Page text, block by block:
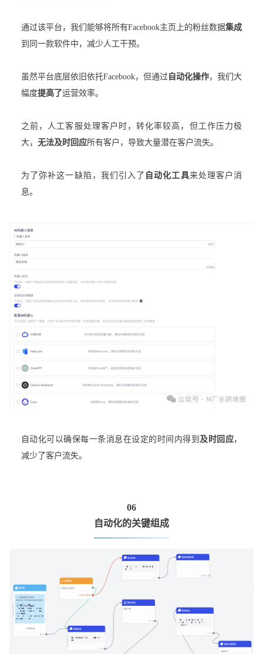
通过该平台，我们能够将所有Facebook主页上的粉丝数据集成
到同一款软件中，减少人工干预。
虽然平台底层依旧依托Facebook，但通过 自动化操作，我们大
幅度提高了运营效率。
之前，人工客服处理客户时，转化率较高，但工作压力极
大， 无法及时回应所有客户，导致大量潜在客户流失。
为了弥补这一缺陷，我们引入了 自动化工具来处理客户消
息。
自动化可以确保每一条消息在设定的时间内得到 及时回应，
减少了客户流失。
06
自动化的关键组成